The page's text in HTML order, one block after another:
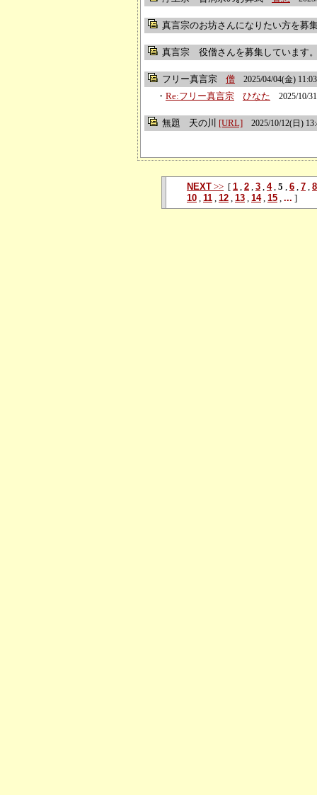
真言宗のお坊さんになりたい方を募
真言宗 役僧さんを募集しています
フリー真言宗 僧 2025/04/04(金) 11:03
・ Re:フリー真言宗 ひなた 2025/10/
無題 天の川 [URL] 2025/10/12(日)
NEXT >> [ 1 , 2 , 3 , 4, 5 , 6 , 7 , 8
10 , 11 , 12 , 13 , 14, 15 , ... ]